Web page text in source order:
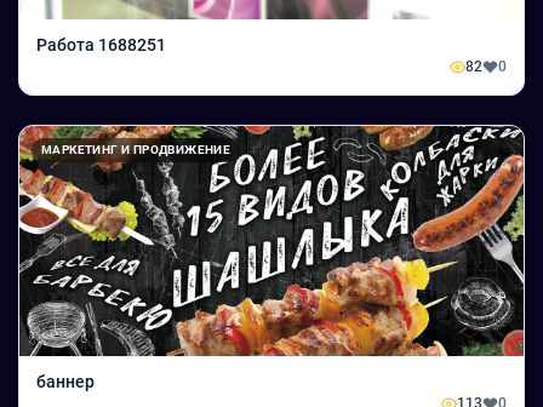
Работа 1688251
82 0
МАРКЕТИНГ И ПРОДВИЖЕНИЕ
баннер
113 0